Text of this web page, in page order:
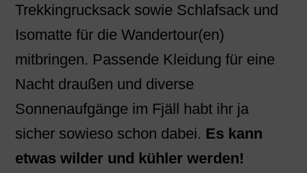
Trekkingrucksack sowie Schlafsack und
Isomatte für die Wandertour(en)
mitbringen. Passende Kleidung für eine
Nacht draußen und diverse
Sonnenaufgänge im Fjäll habt ihr ja
sicher sowieso schon dabei. Es kann
etwas wilder und kühler werden!